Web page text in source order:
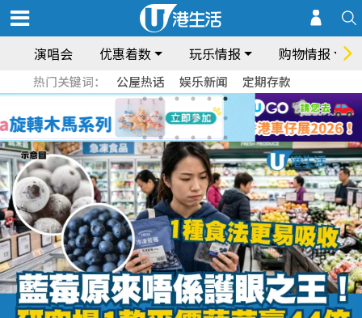
演唱会 优惠着数 玩乐情报 购物情报
热门关键词： 公屋热话 娱乐新闻 定期存款